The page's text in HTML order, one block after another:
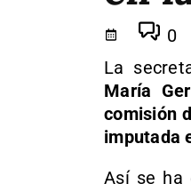
0
La
María
comisión
imputada
Así se ha